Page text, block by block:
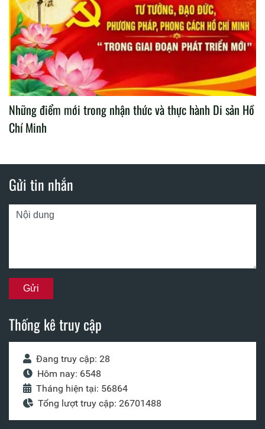
Những điểm mới trong nhận thức và thực hành Di sản Hồ
Chí Minh
Gửi tin nhắn
Thống kê truy cập
Đang truy cập: 28
Hôm nay: 6548
Tháng hiện tại: 56864
Tổng lượt truy cập: 26701488